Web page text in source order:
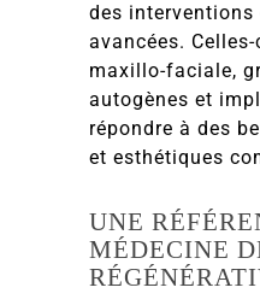
des
avancées.
maxillo-faciale,
autogènes et
répondre à des
et esthétiques
UNE
MÉDECINE